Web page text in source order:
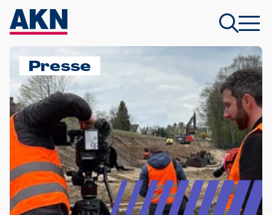
Presse